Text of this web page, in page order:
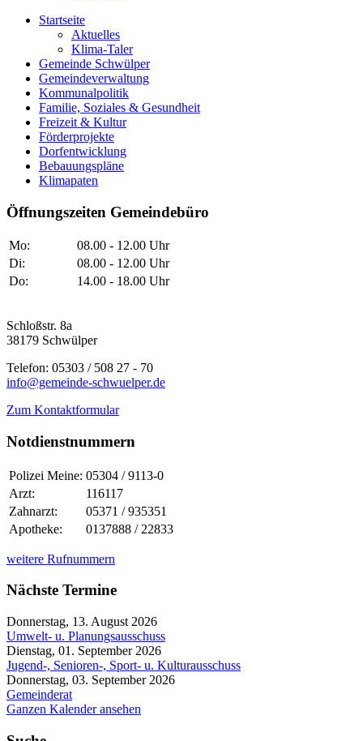
Startseite
Aktuelles
Klima-Taler
Gemeinde Schwülper
Gemeindeverwaltung
Kommunalpolitik
Familie, Soziales & Gesundheit
Freizeit & Kultur
Förderprojekte
Dorfentwicklung
Bebauungspläne
Klimapaten
Öffnungszeiten Gemeindebüro
Mo:
08.00 - 12.00 Uhr
Di:
08.00 - 12.00 Uhr
Do:
14.00 - 18.00 Uhr
Schloßstr. 8a
38179 Schwülper
Telefon: 05303 / 508 27 - 70
info@gemeinde-schwuelper.de
Zum Kontaktformular
Notdienstnummern
Polizei Meine: 05304 / 9113-0
Arzt:
116117
Zahnarzt:
05371 / 935351
Apotheke:
0137888 / 22833
weitere Rufnummern
Nächste Termine
Donnerstag, 13. August 2026
Umwelt- u. Planungsausschuss
Dienstag, 01. September 2026
Jugend-, Senioren-, Sport- u. Kulturausschuss
Donnerstag, 03. September 2026
Gemeinderat
Ganzen Kalender ansehen